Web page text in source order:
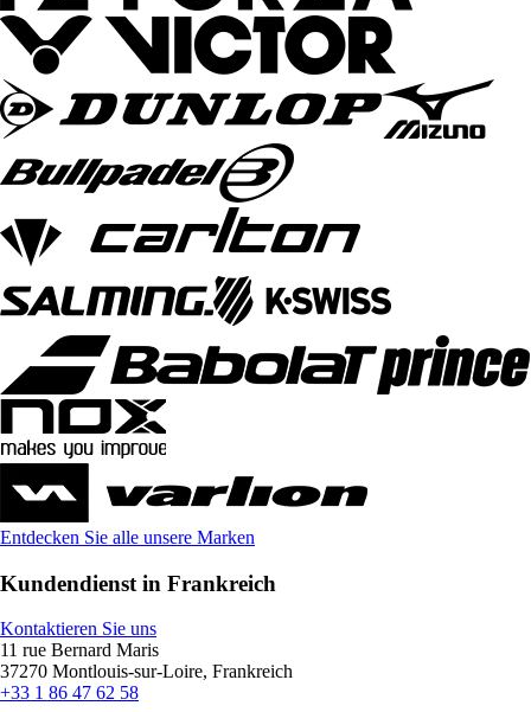
Entdecken Sie alle unsere Marken
Kundendienst in Frankreich
Kontaktieren Sie uns
11 rue Bernard Maris
37270 Montlouis-sur-Loire, Frankreich
+33 1 86 47 62 58